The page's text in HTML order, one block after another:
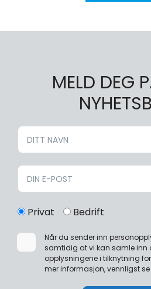
MELD DEG
Privat Bedrift
Når du sender inn
samtidig at vi kan samle inn
opplysningene i tilknytning
mer informasjon, vennligst